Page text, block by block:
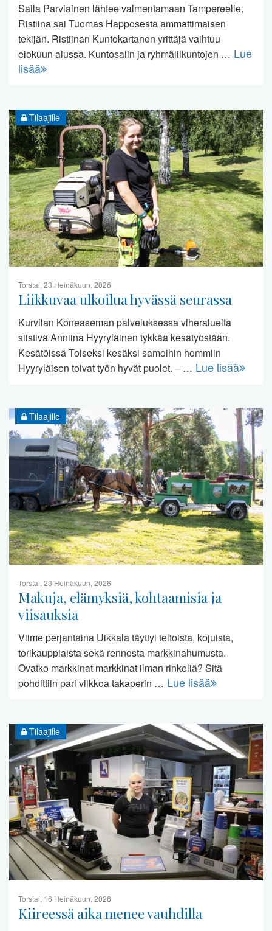
Saila Parviainen lähtee valmentamaan Tampereelle,
Ristiina sai Tuomas Happosesta ammattimaisen
tekijän. Ristiinan Kuntokartanon yrittäjä vaihtuu
elokuun alussa. Kuntosalin ja ryhmäliikuntojen … Lue
lisää
Tilaajille
Torstai, 23 Heinäkuun, 2026
Liikkuvaa ulkoilua hyvässä seurassa
Kurvilan Koneaseman palveluksessa viheralueita
siistivä Anniina Hyyryläinen tykkää kesätyöstään.
Kesätöissä Toiseksi kesäksi samoihin hommiin
Hyyryläisen toivat työn hyvät puolet. – … Lue lisää
Tilaajille
Torstai, 23 Heinäkuun, 2026
Makuja, elämyksiä, kohtaamisia ja
viisauksia
Viime perjantaina Uikkala täyttyi teltoista, kojuista,
torikauppiaista sekä rennosta markkinahumusta.
Ovatko markkinat markkinat ilman rinkeliä? Sitä
pohdittiin pari viikkoa takaperin … Lue lisää
Tilaajille
Torstai, 16 Heinäkuun, 2026
Kiireessä aika menee vauhdilla